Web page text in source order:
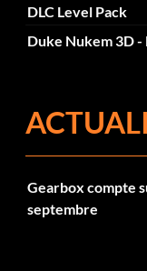
DLC Level Pack
Duke Nukem 3D
Gearbox compte
septembre